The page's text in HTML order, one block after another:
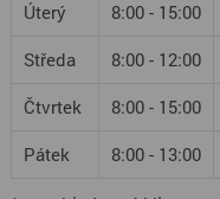
Úterý
8:00 - 15:00
Středa
8:00 - 12:00
Čtvrtek
8:00 - 15:00
Pátek
8:00 - 13:00